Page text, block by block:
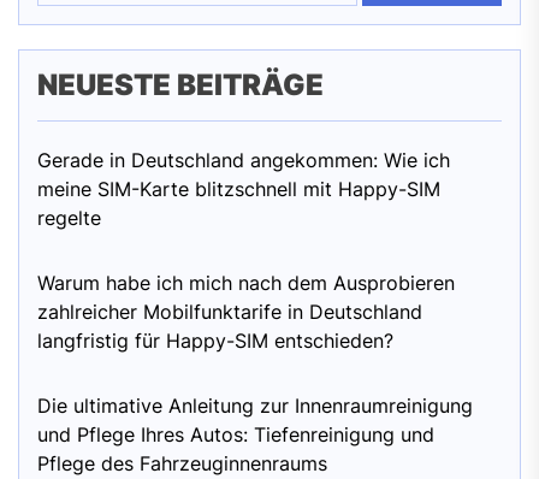
NEUESTE BEITRÄGE
Gerade in Deutschland angekommen: Wie ich
meine SIM-Karte blitzschnell mit Happy-SIM
regelte
Warum habe ich mich nach dem Ausprobieren
zahlreicher Mobilfunktarife in Deutschland
langfristig für Happy-SIM entschieden?
Die ultimative Anleitung zur Innenraumreinigung
und Pflege Ihres Autos: Tiefenreinigung und
Pflege des Fahrzeuginnenraums